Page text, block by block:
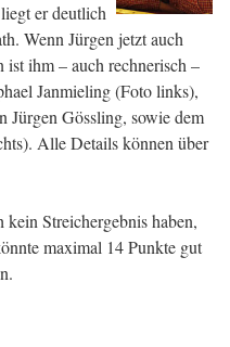
er deutlich
Wenn Jürgen jetzt auch
ihm – auch rechnerisch –
Janmieling (Foto links),
Jürgen Gössling, sowie dem
Alle Details können über
Streichergebnis haben,
maximal 14 Punkte gut